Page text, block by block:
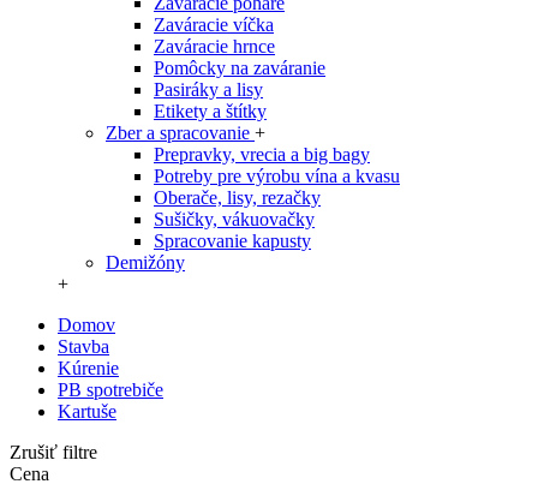
Zaváracie víčka
Zaváracie hrnce
Pomôcky na zaváranie
Pasiráky a lisy
Etikety a štítky
Zber a spracovanie +
Prepravky, vrecia a big bagy
Potreby pre výrobu vína a kvasu
Oberače, lisy, rezačky
Sušičky, vákuovačky
Spracovanie kapusty
Demižóny
+
Domov
Stavba
Kúrenie
PB spotrebiče
Kartuše
Zrušiť filtre
Cena